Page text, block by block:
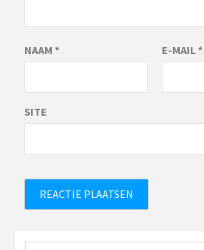
NAAM * E-MAIL*
SITE